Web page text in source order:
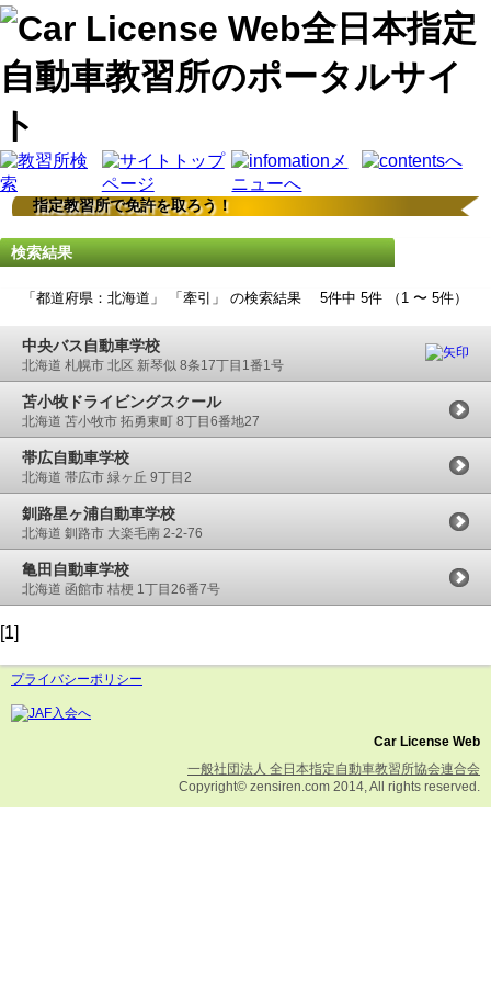
指定教習所で免許を取ろう！
検索結果
「都道府県：北海道」 「牽引」 の検索結果 5件中 5件 （1 〜 5件）
中央バス自動車学校
北海道 札幌市 北区 新琴似 8条17丁目1番1号
苫小牧ドライビングスクール
北海道 苫小牧市 拓勇東町 8丁目6番地27
帯広自動車学校
北海道 帯広市 緑ヶ丘 9丁目2
釧路星ヶ浦自動車学校
北海道 釧路市 大楽毛南 2-2-76
亀田自動車学校
北海道 函館市 桔梗 1丁目26番7号
[1]
プライバシーポリシー
Car License Web
一般社団法人 全日本指定自動車教習所協会連合会
Copyright© zensiren.com 2014, All rights reserved.